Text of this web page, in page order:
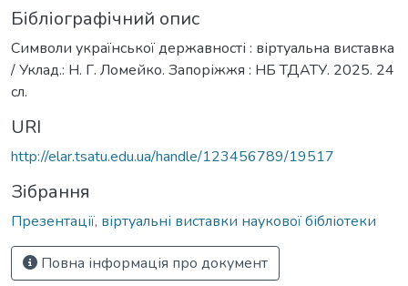
Бібліографічний опис
Символи української державності : віртуальна виставка
/ Уклад.: Н. Г. Ломейко. Запоріжжя : НБ ТДАТУ. 2025. 24
сл.
URI
http://elar.tsatu.edu.ua/handle/123456789/19517
Зібрання
Презентації, віртуальні виставки наукової бібліотеки
Повна інформація про документ